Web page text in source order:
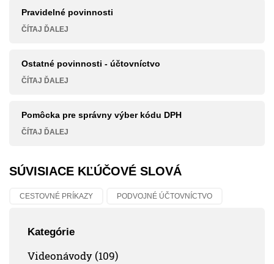
Pravidelné povinnosti
ČÍTAJ ĎALEJ
Ostatné povinnosti - účtovníctvo
ČÍTAJ ĎALEJ
Pomôcka pre správny výber kódu DPH
ČÍTAJ ĎALEJ
SÚVISIACE KĽÚČOVÉ SLOVÁ
CESTOVNÉ PRÍKAZY PODVOJNÉ ÚČTOVNÍCTVO
Kategórie
Videonávody (109)